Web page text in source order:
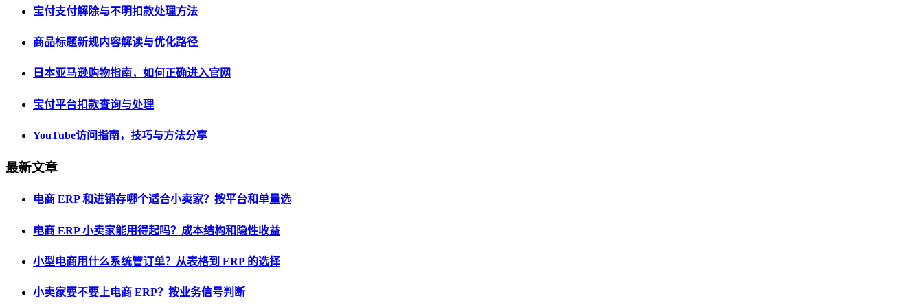
宝付支付解除与不明扣款处理方法
商品标题新规内容解读与优化路径
日本亚马逊购物指南，如何正确进入官网
宝付平台扣款查询与处理
YouTube访问指南，技巧与方法分享
最新文章
电商 ERP 和进销存哪个适合小卖家？按平台和单量选
电商 ERP 小卖家能用得起吗？成本结构和隐性收益
小型电商用什么系统管订单？从表格到 ERP 的选择
小卖家要不要上电商 ERP？按业务信号判断